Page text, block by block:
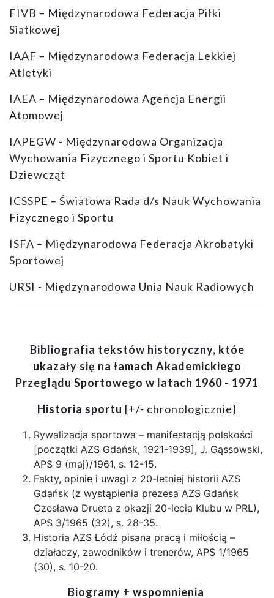
FIVB – Międzynarodowa Federacja Piłki
Siatkowej
IAAF – Międzynarodowa Federacja Lekkiej
Atletyki
IAEA – Międzynarodowa Agencja Energii
Atomowej
IAPEGW - Międzynarodowa Organizacja
Wychowania Fizycznego i Sportu Kobiet i
Dziewcząt
ICSSPE – Światowa Rada d/s Nauk Wychowania
Fizycznego i Sportu
ISFA – Międzynarodowa Federacja Akrobatyki
Sportowej
URSI - Międzynarodowa Unia Nauk Radiowych
Bibliografia tekstów historyczny, któe
ukazały się na łamach Akademickiego
Przeglądu Sportowego w latach 1960 - 1971
Historia sportu [+/- chronologicznie]
Rywalizacja sportowa – manifestacją polskości
[początki AZS Gdańsk, 1921-1939], J. Gąssowski,
APS 9 (maj)/1961, s. 12-15.
Fakty, opinie i uwagi z 20-letniej historii AZS
Gdańsk (z wystąpienia prezesa AZS Gdańsk
Czesława Drueta z okazji 20-lecia Klubu w PRL),
APS 3/1965 (32), s. 28-35.
Historia AZS Łódź pisana pracą i miłością –
działaczy, zawodników i trenerów, APS 1/1965
(30), s. 10-20.
Biogramy + wspomnienia